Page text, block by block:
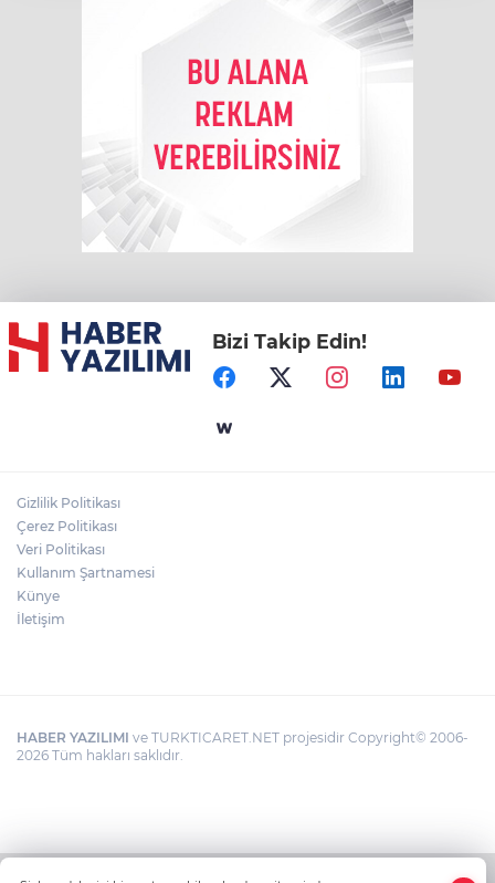
Bizi Takip Edin!
Gizlilik Politikası
Çerez Politikası
Veri Politikası
Kullanım Şartnamesi
Künye
İletişim
HABER YAZILIMI ve TURKTICARET.NET projesidir Copyright© 2006-
2026 Tüm hakları saklıdır.